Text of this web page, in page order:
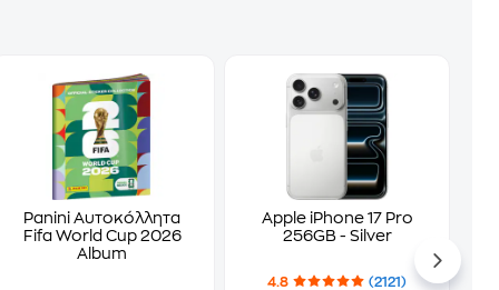
Panini Αυτοκόλλητα
Fifa World Cup 2026
Album
Apple iPhone 17 Pro
256GB - Silver
4.8 (2121)